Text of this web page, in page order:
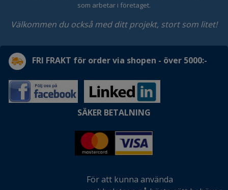
som arbetar i företaget.
Välkommen du också med ditt projekt, stort som litet!
FRI FRAKT för order via shopen - över 5000:-
SÄKER BETALNING
För att kunna använda